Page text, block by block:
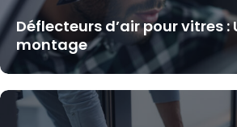
Déflecteurs d’air pour vitres :
montage